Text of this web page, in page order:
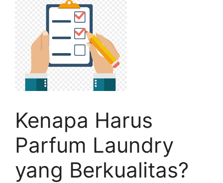
Kenapa Harus
Parfum Laundry
yang Berkualitas?